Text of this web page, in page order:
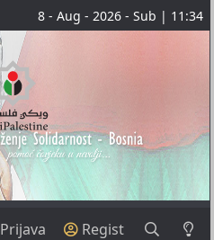
8 - Aug - 2026 - Sub | 11:34
Prijava Regist